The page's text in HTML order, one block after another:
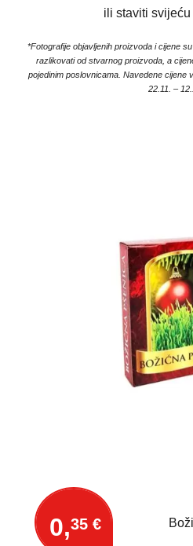
ili staviti svijeću
*Fotografije objavljenih proizvoda i cijene
razlikovati od stvarnog proizvoda, a
pojedinim poslovnicama. Navedene cijene
22.11. –
0,35 €